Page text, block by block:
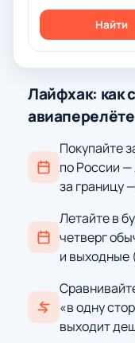
Найти
Лайфхак: как
авиаперелёте
Покупайте
по России —
за границу
Летайте в
четверг
и выходные
«в одну
выходит